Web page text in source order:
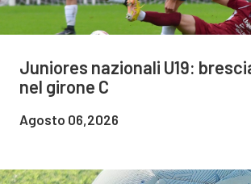
Juniores nazionali U19:
nel girone C
Agosto 06,2026